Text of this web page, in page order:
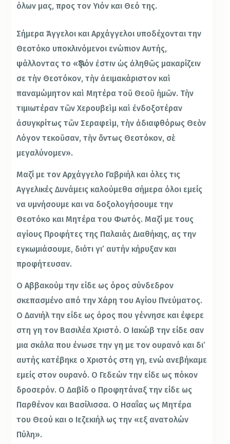
όλων μας, προς τον Υιόν και Θεό της.
Σήμερα Άγγελοι και Αρχάγγελοι υποδέχονται την
Θεοτόκο υποκλινόμενοι ενώπιον Αυτής,
ψάλλοντας το «Ἄξιόν ἐστιν ὡς ἀληθῶς μακαρίζειν
σε τὴν Θεοτόκον, τὴν ἀειμακάριστον καὶ
παναμώμητον καὶ Μητέρα τοῦ Θεοῦ ἡμῶν. Τὴν
τιμιωτέραν τῶν Χερουβεὶμ καὶ ἐνδοξοτέραν
ἀσυγκρίτως τῶν Σεραφεὶμ, τὴν ἀδιαφθόρως Θεὸν
Λόγον τεκοῦσαν, τὴν ὄντως Θεοτόκον, σὲ
μεγαλύνομεν».
Μαζί με τον Αρχάγγελο Γαβριήλ και όλες τις
Αγγελικές Δυνάμεις καλούμεθα σήμερα όλοι εμείς
να υμνήσουμε και να δοξολογήσουμε την
Θεοτόκο και Μητέρα του Φωτός. Μαζί με τους
αγίους Προφήτες της Παλαιάς Διαθήκης, ας την
εγκωμιάσουμε, διότι γι’ αυτήν κήρυξαν και
προφήτευσαν.
Ο Αββακούμ την είδε ως όρος σύνδεδρον
σκεπασμένο από την Χάρη του Αγίου Πνεύματος.
Ο Δανιήλ την είδε ως όρος που γέννησε και έφερε
στη γη τον Βασιλέα Χριστό. Ο Ιακώβ την είδε σαν
μια σκάλα που ένωσε την γη με τον ουρανό και δι’
αυτής κατέβηκε ο Χριστός στη γη, ενώ ανεβήκαμε
εμείς στον ουρανό. Ο Γεδεών την είδε ως πόκον
δροσερόν. Ο Δαβίδ ο Προφητάναξ την είδε ως
Παρθένον και Βασίλισσα. Ο Ησαΐας ως Μητέρα
του Θεού και ο Ιεζεκιήλ ως την «εξ ανατολών
Πύλη».